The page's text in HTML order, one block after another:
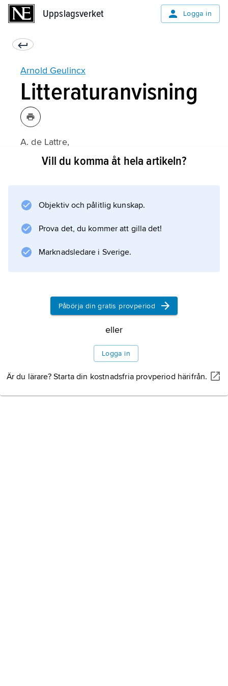
Uppslagsverket Logga in
Arnold Geulincx
Litteraturanvisning
A. de Lattre,
L’Occasionalisme d’A. Geulincx
Vill du komma åt hela artikeln?
Objektiv och pålitlig kunskap.
Prova det, du kommer att gilla det!
Marknadsledare i Sverige.
Påbörja din gratis provperiod
eller
Logga in
Är du lärare? Starta din kostnadsfria provperiod härifrån.